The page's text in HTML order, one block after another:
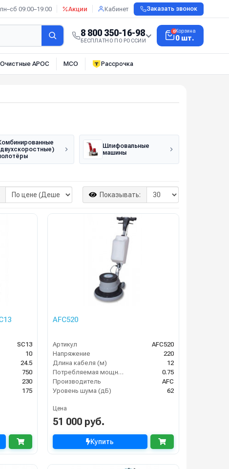
пн–сб 09:00–19:00 Акции Кабинет Заказать звонок
8 800 350-16-98
БЕСПЛАТНО ПО РОССИИ
0Корзина
0 шт.
Очистные АРОС МСО Рассрочка
Шлифовальные
машины
Показывать:
SC13
10
24.5
750
230
175
AFC520
Артикул
AFC520
Напряжение
220
Длина кабеля (м)
12
Потребляемая мощность (кВт)
0.75
Производитель
AFC
Уровень шума (дБ)
62
Цена
51 000 руб.
Купить